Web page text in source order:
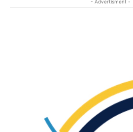
- Advertisment -